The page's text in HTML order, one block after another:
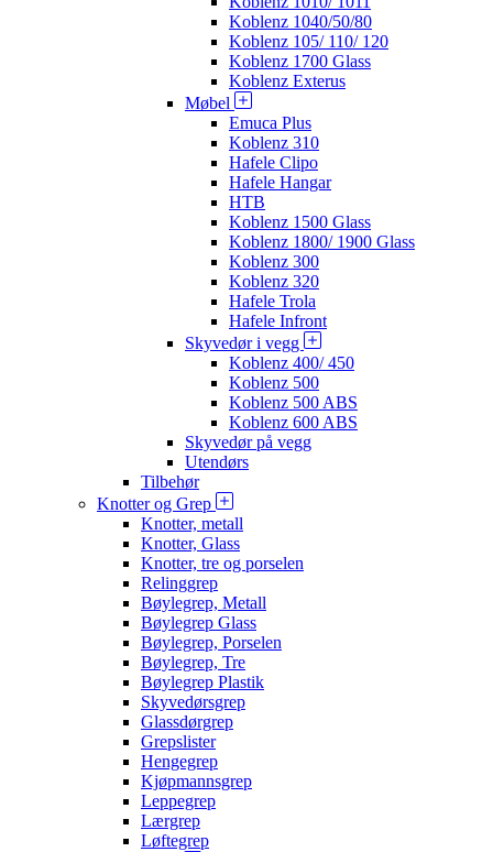
Koblenz 1040/50/80
Koblenz 105/ 110/ 120
Koblenz 1700 Glass
Koblenz Exterus
Møbel
Emuca Plus
Koblenz 310
Hafele Clipo
Hafele Hangar
HTB
Koblenz 1500 Glass
Koblenz 1800/ 1900 Glass
Koblenz 300
Koblenz 320
Hafele Trola
Hafele Infront
Skyvedør i vegg
Koblenz 400/ 450
Koblenz 500
Koblenz 500 ABS
Koblenz 600 ABS
Skyvedør på vegg
Utendørs
Tilbehør
Knotter og Grep
Knotter, metall
Knotter, Glass
Knotter, tre og porselen
Relinggrep
Bøylegrep, Metall
Bøylegrep Glass
Bøylegrep, Porselen
Bøylegrep, Tre
Bøylegrep Plastik
Skyvedørsgrep
Glassdørgrep
Grepslister
Hengegrep
Kjøpmannsgrep
Leppegrep
Lærgrep
Løftegrep